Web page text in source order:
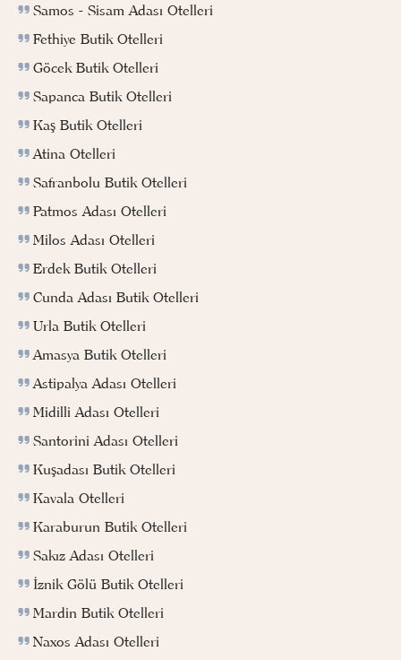
Samos - Sisam Adası Otelleri
Fethiye Butik Otelleri
Göcek Butik Otelleri
Sapanca Butik Otelleri
Kaş Butik Otelleri
Atina Otelleri
Safranbolu Butik Otelleri
Patmos Adası Otelleri
Milos Adası Otelleri
Erdek Butik Otelleri
Cunda Adası Butik Otelleri
Urla Butik Otelleri
Amasya Butik Otelleri
Astipalya Adası Otelleri
Midilli Adası Otelleri
Santorini Adası Otelleri
Kuşadası Butik Otelleri
Kavala Otelleri
Karaburun Butik Otelleri
Sakız Adası Otelleri
İznik Gölü Butik Otelleri
Mardin Butik Otelleri
Naxos Adası Otelleri